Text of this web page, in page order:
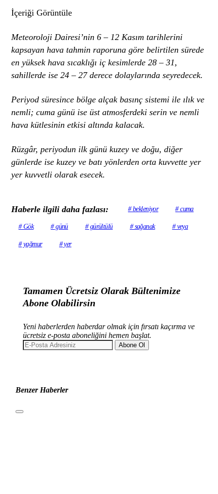
İçeriği Görüntüle
Meteoroloji Dairesi’nin 6 – 12 Kasım tarihlerini
kapsayan hava tahmin raporuna göre belirtilen sürede
en yüksek hava sıcaklığı iç kesimlerde 28 – 31,
sahillerde ise 24 – 27 derece dolaylarında seyredecek.
Periyod süresince bölge alçak basınç sistemi ile ılık ve
nemli; cuma günü ise üst atmosferdeki serin ve nemli
hava kütlesinin etkisi altında kalacak.
Rüzgâr, periyodun ilk günü kuzey ve doğu, diğer
günlerde ise kuzey ve batı yönlerden orta kuvvette yer
yer kuvvetli olarak esecek.
Haberle ilgili daha fazlası: # bekleniyor # cuma
# Gök # günü # gürültülü # sağanak # veya
# yağmur # yer
Tamamen Ücretsiz Olarak Bültenimize
Abone Olabilirsin
Yeni haberlerden haberdar olmak için fırsatı kaçırma ve
ücretsiz e-posta aboneliğini hemen başlat.
Abone Ol
Benzer Haberler